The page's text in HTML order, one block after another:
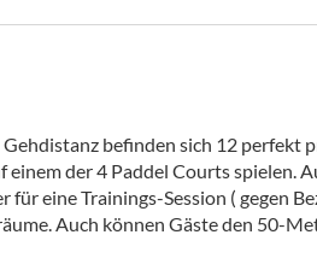
befinden sich 12 perfekt
der 4 Paddel Courts spielen.
für eine Trainings-Session ( gegen
Auch können Gäste den 50-